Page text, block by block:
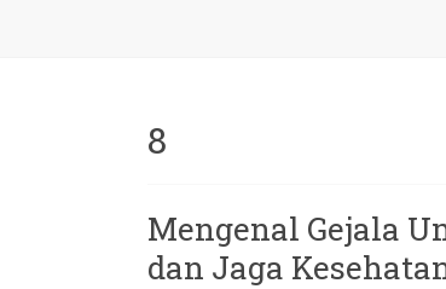
8
Mengenal Gejala
dan Jaga